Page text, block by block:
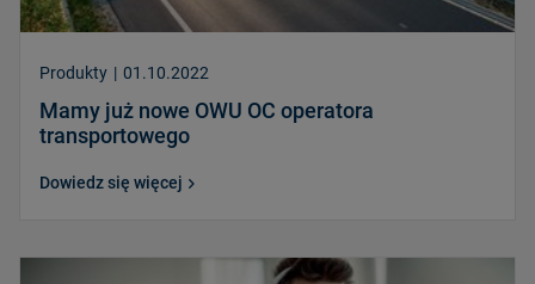
Produkty | 01.10.2022
Mamy już nowe OWU OC operatora
transportowego
Dowiedz się więcej